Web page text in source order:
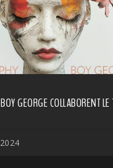
GEORGE COLLABORENT